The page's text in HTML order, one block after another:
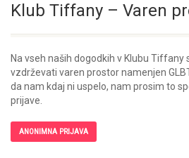
Klub Tiffany – Varen
Na vseh naših dogodkih v Klubu
vzdrževati varen prostor namenjen
da nam kdaj ni uspelo, nam prosim to
prijave.
ANONIMNA PRIJAVA